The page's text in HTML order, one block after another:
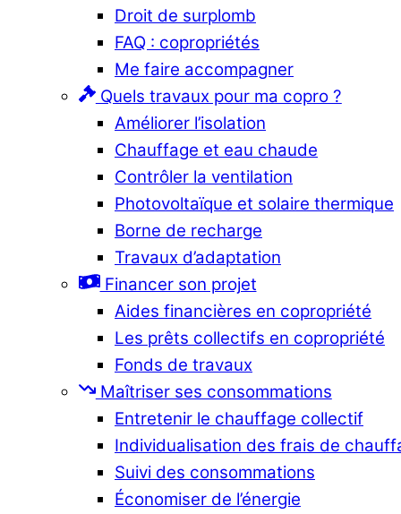
Droit de surplomb
FAQ : copropriétés
Me faire accompagner
Quels travaux pour ma copro ?
Améliorer l’isolation
Chauffage et eau chaude
Contrôler la ventilation
Photovoltaïque et solaire thermique
Borne de recharge
Travaux d’adaptation
Financer son projet
Aides financières en copropriété
Les prêts collectifs en copropriété
Fonds de travaux
Maîtriser ses consommations
Entretenir le chauffage collectif
Individualisation des frais de
Suivi des consommations
Économiser de l’énergie